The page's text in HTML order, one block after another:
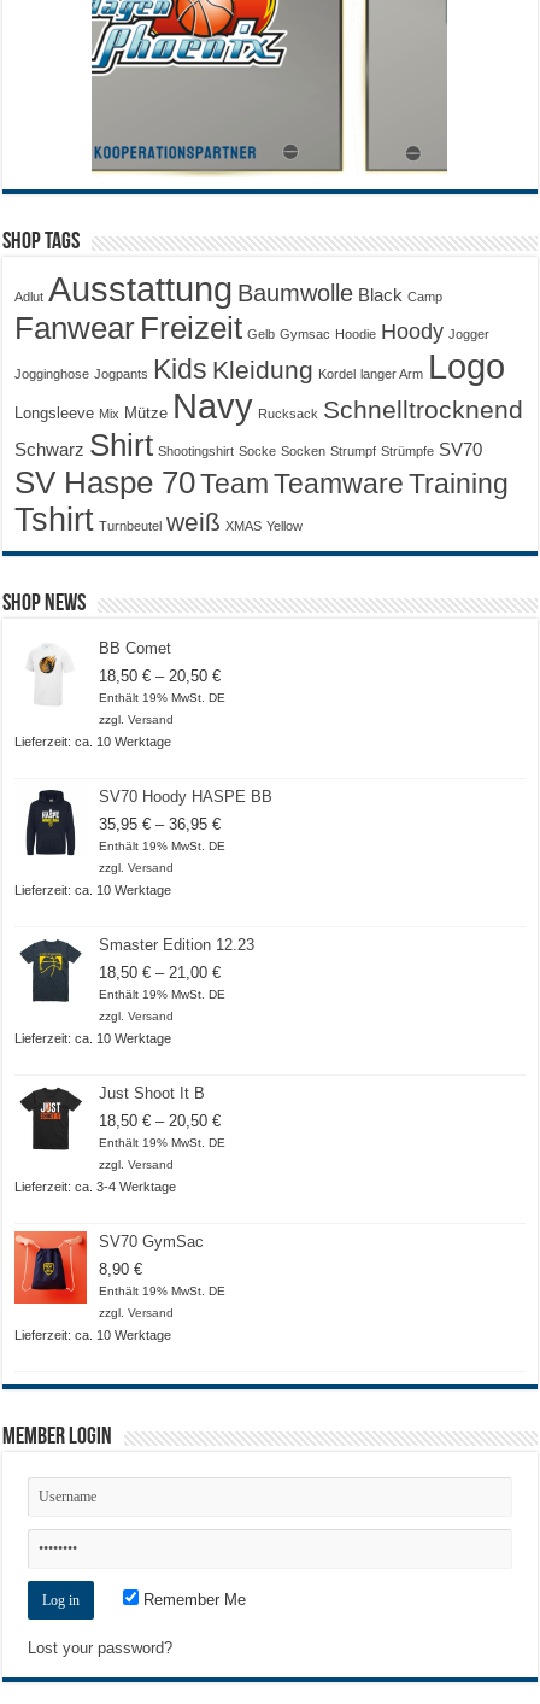
Shop Tags
Adlut Ausstattung Baumwolle Black Camp
Fanwear Freizeit Gelb Gymsac Hoodie Hoody Jogger
Jogginghose Jogpants Kids Kleidung Kordel langer Arm Logo
Longsleeve Mix Mütze Navy Rucksack Schnelltrocknend
Schwarz Shirt Shootingshirt Socke Socken Strumpf Strümpfe SV70
SV Haspe 70Team Teamware Training
Tshirt Turnbeutel weiß XMAS Yellow
Shop News
BB Comet
18,50€ – 20,50€Preisspanne:
18,50 €
Enthält 19% MwSt. DE
zzgl.Versand
Lieferzeit: ca. 10 Werktage
SV70 Hoody HASPE BB
35,95€ –36,95€Preisspanne:
35,95 €
Enthält 19% MwSt. DE
zzgl.Versand
Lieferzeit: ca. 10 Werktage
Smaster Edition 12.23
18,50€ – 21,00€Preisspanne:
18,50 €
Enthält 19% MwSt. DE
zzgl.Versand
Lieferzeit: ca. 10 Werktage
Just Shoot It B
18,50€ – 20,50€Preisspanne:
18,50 €
Enthält 19% MwSt. DE
zzgl.Versand
Lieferzeit: ca. 3-4 Werktage
SV70 GymSac
8,90€
Enthält 19% MwSt. DE
zzgl.Versand
Lieferzeit: ca. 10 Werktage
Member Login
Remember Me
Lost your password?